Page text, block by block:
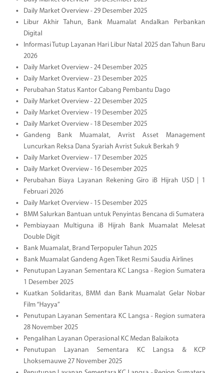
Daily Market Overview - 29 Desember 2025
Libur Akhir Tahun, Bank Muamalat Andalkan Perbankan
Digital
Informasi Tutup Layanan Hari Libur Natal 2025 dan Tahun Baru
2026
Daily Market Overview - 24 Desember 2025
Daily Market Overview - 23 Desember 2025
Perubahan Status Kantor Cabang Pembantu Dago
Daily Market Overview - 22 Desember 2025
Daily Market Overview - 19 Desember 2025
Daily Market Overview - 18 Desember 2025
Gandeng Bank Muamalat, Avrist Asset Management
Luncurkan Reksa Dana Syariah Avrist Sukuk Berkah 9
Daily Market Overview - 17 Desember 2025
Daily Market Overview - 16 Desember 2025
Perubahan Biaya Layanan Rekening Giro iB Hijrah USD | 1
Februari 2026
Daily Market Overview - 15 Desember 2025
BMM Salurkan Bantuan untuk Penyintas Bencana di Sumatera
Pembiayaan Multiguna iB Hijrah Bank Muamalat Melesat
Double Digit
Bank Muamalat, Brand Terpopuler Tahun 2025
Bank Muamalat Gandeng Agen Tiket Resmi Saudia Airlines
Penutupan Layanan Sementara KC Langsa - Region Sumatera
1 Desember 2025
Kuatkan Solidaritas, BMM dan Bank Muamalat Gelar Nobar
Film “Hayya”
Penutupan Layanan Sementara KC Langsa - Region sumatera
28 November 2025
Pengalihan Layanan Operasional KC Medan Balaikota
Penutupan Layanan Sementara KC Langsa & KCP
Lhoksemauwe 27 November 2025